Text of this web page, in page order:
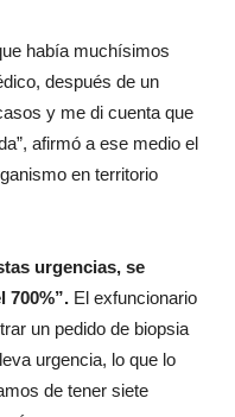
había muchísimos
después de un
y me di cuenta que
afirmó a ese medio el
en territorio
urgencias, se
700%”. El exfuncionario
un pedido de biopsia
urgencia, lo que lo
de tener siete